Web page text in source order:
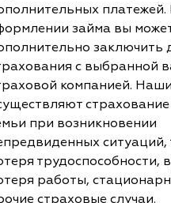
займа вы
заключить
с выбранной
компанией.
при возникновении
ситуаций,
трудоспособности,
работы,
страховые случаи.